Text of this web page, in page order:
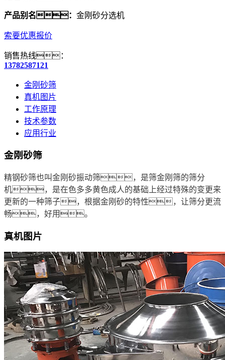
产品别名： 金刚砂分选机
索要优惠报价
销售热线：
13782587121
金刚砂筛
真机图片
工作原理
技术参数
应用行业
金刚砂筛
精钢砂筛也叫金刚砂振动筛，是筛金刚筛的筛分
机，是在色多多黄色成人的基础上经过特殊的变更来
更新的一种筛子，根据金刚砂的特性，让筛分更流
畅，好用。
真机图片